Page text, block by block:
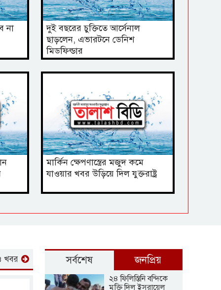
না
দুই বছরের চুক্তিতে আর্সেনাল
ছাড়লেন, এভারটনে ডেনিশ
মিডফিল্ডার
মার্কিন ক্ষেপণাস্ত্রের মজুদ কমে
যাওয়ার খবর ‍উড়িয়ে দিল যুক্তরাষ্ট্র
খবর সর্বশেষ জনপ্রিয়
২৪ ফিলিস্তিনি বন্দিকে
মুক্তি দিল ইসরায়েল